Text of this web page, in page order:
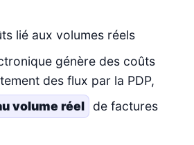
lié aux volumes réels
génère des coûts
des flux par la PDP,
volume réel
de factures